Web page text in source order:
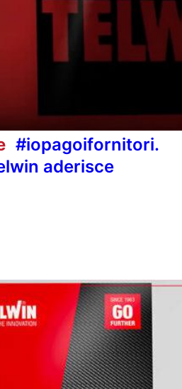
#iopagoifornitori.
aderisce